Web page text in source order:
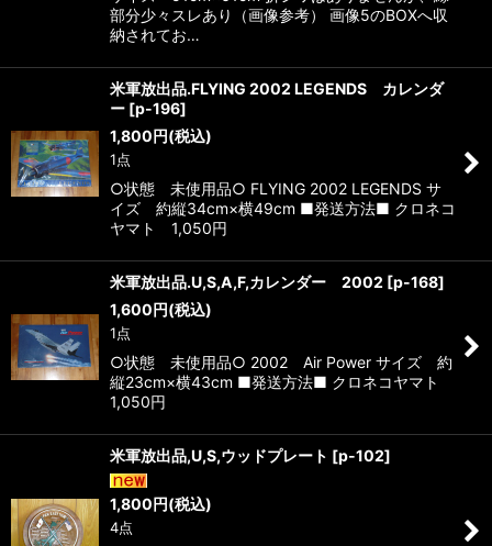
部分少々スレあり（画像参考） 画像5のBOXへ収
納されてお…
米軍放出品.FLYING 2002 LEGENDS カレンダ
ー [p-196]
1,800円(税込)
1点
○状態 未使用品○ FLYING 2002 LEGENDS サ
イズ 約縦34cm×横49cm ■発送方法■ クロネコ
ヤマト 1,050円
米軍放出品.U,S,A,F,カレンダー 2002 [p-168]
1,600円(税込)
1点
○状態 未使用品○ 2002 Air Power サイズ 約
縦23cm×横43cm ■発送方法■ クロネコヤマト
1,050円
米軍放出品,U,S,ウッドプレート [p-102]
1,800 円(税込)
4点